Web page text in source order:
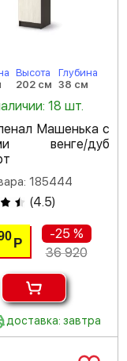
Высота
202 см
Глубина
38 см
18 шт.
Машенька с
венге/дуб
185444
(4.5)
Р
-25 %
36 920
доставка: завтра